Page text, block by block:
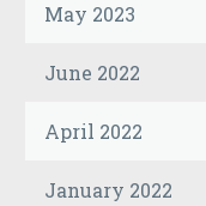
May 2023
June 2022
April 2022
January 2022